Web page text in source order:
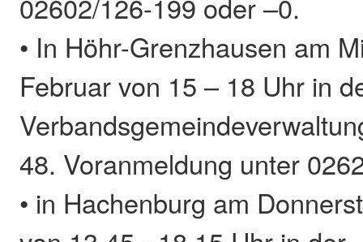
• In Höhr-Grenzhausen am
Februar von 15 – 18 Uhr in
48. Voranmeldung unter
• in Hachenburg am